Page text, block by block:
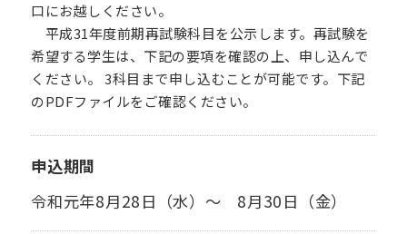
卒業生の方
企業・一般の方 WebClass
資料請求
口にお越しください。
平成31年度前期再試験科目を公示します。再試験を
希望する学生は、下記の要項を確認の上、申し込んで
ください。 3科目まで申し込むことが可能です。下記
のPDFファイルをご確認ください。
申込期間
令和元年8月28日（水）～ 8月30日（金）